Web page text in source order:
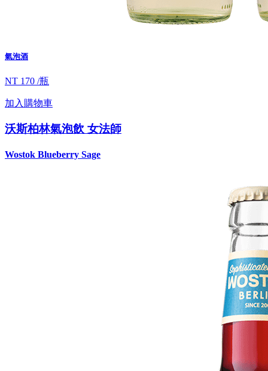
氣泡酒
NT 170 /瓶
加入購物車
沃斯柏林氣泡飲 女法師
Wostok Blueberry Sage